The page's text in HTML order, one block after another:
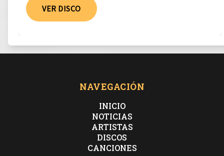
VER DISCO
NAVEGACIÓN
INICIO
NOTICIAS
ARTISTAS
DISCOS
CANCIONES